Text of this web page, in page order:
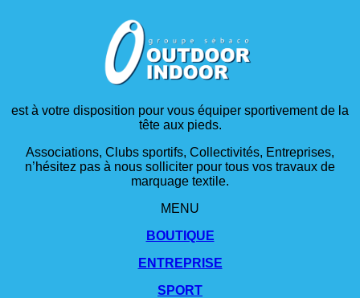
est à votre disposition pour vous équiper sportivement de la
tête aux pieds.
Associations, Clubs sportifs, Collectivités, Entreprises,
n’hésitez pas à nous solliciter pour tous vos travaux de
marquage textile.
MENU
BOUTIQUE
ENTREPRISE
SPORT